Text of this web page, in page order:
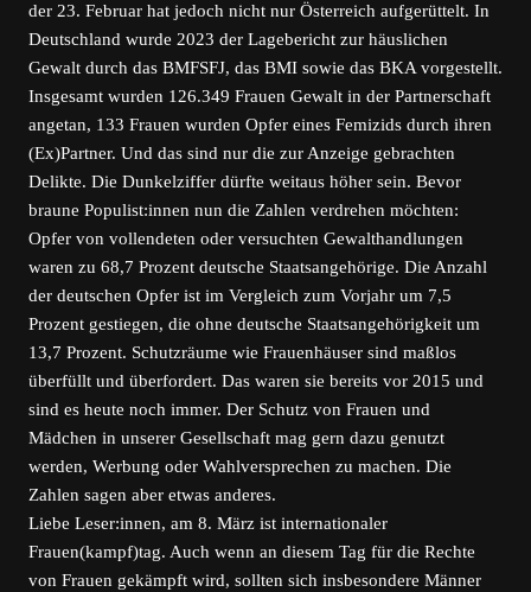
der 23. Februar hat jedoch nicht nur Österreich aufgerüttelt. In
Deutschland wurde 2023 der Lagebericht zur häuslichen
Gewalt durch das BMFSFJ, das BMI sowie das BKA vorgestellt.
Insgesamt wurden 126.349 Frauen Gewalt in der Partnerschaft
angetan, 133 Frauen wurden Opfer eines Femizids durch ihren
(Ex)Partner. Und das sind nur die zur Anzeige gebrachten
Delikte. Die Dunkelziffer dürfte weitaus höher sein. Bevor
braune Populist:innen nun die Zahlen verdrehen möchten:
Opfer von vollendeten oder versuchten Gewalthandlungen
waren zu 68,7 Prozent deutsche Staatsangehörige. Die Anzahl
der deutschen Opfer ist im Vergleich zum Vorjahr um 7,5
Prozent gestiegen, die ohne deutsche Staatsangehörigkeit um
13,7 Prozent. Schutzräume wie Frauenhäuser sind maßlos
überfüllt und überfordert. Das waren sie bereits vor 2015 und
sind es heute noch immer. Der Schutz von Frauen und
Mädchen in unserer Gesellschaft mag gern dazu genutzt
werden, Werbung oder Wahlversprechen zu machen. Die
Zahlen sagen aber etwas anderes.
Liebe Leser:innen, am 8. März ist internationaler
Frauen(kampf)tag. Auch wenn an diesem Tag für die Rechte
von Frauen gekämpft wird, sollten sich insbesondere Männer